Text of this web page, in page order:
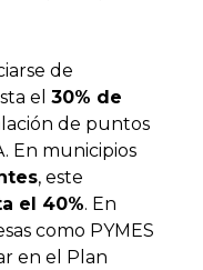
de
el 30% de
de puntos
En municipios
, este
el 40%. En
como PYMES
en el Plan